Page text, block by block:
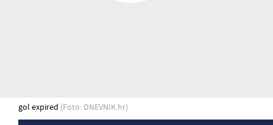
gol expired (Foto: DNEVNIK.hr)